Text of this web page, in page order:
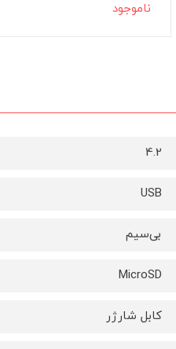
ناموجود
4.2
USB
بی‌سیم
MicroSD
کابل شارژر